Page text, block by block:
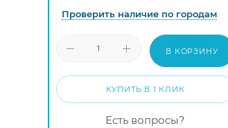
Проверить наличие по городам
В КОРЗИНУ
КУПИТЬ В 1 КЛИК
Есть вопросы?